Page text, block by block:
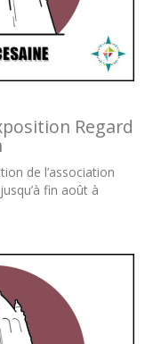
Regard
de l’association
fin août à